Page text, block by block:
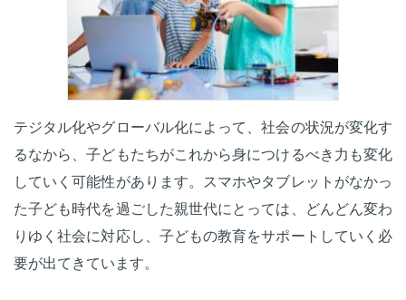
テジタル化やグローバル化によって、社会の状況が変化す
るなから、子どもたちがこれから身につけるべき力も変化
していく可能性があります。スマホやタブレットがなかっ
た子ども時代を過ごした親世代にとっては、どんどん変わ
りゆく社会に対応し、子どもの教育をサポートしていく必
要が出てきています。